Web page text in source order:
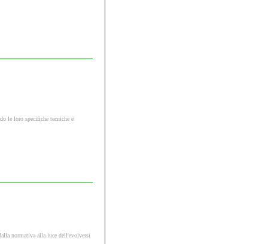
le loro specifiche tecniche e
normativa alla luce dell'evolversi